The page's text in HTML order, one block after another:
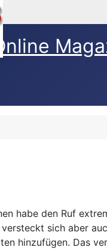
habe den Ruf
sich aber
hinzufügen. Das